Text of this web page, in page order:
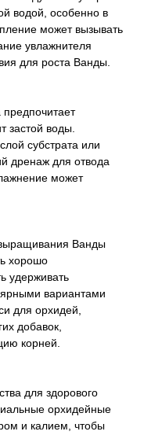
водой, особенно в
может вызывать
увлажнителя
для роста Ванды.
застой воды.
субстрата или
дренаж для отвода
может
Ванды
хорошо
удерживать
вариантами
для орхидей,
добавок,
корней.
для здорового
орхидейные
и калием, чтобы